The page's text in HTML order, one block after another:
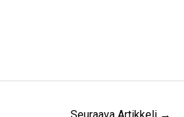
Seuraava Artikkeli →